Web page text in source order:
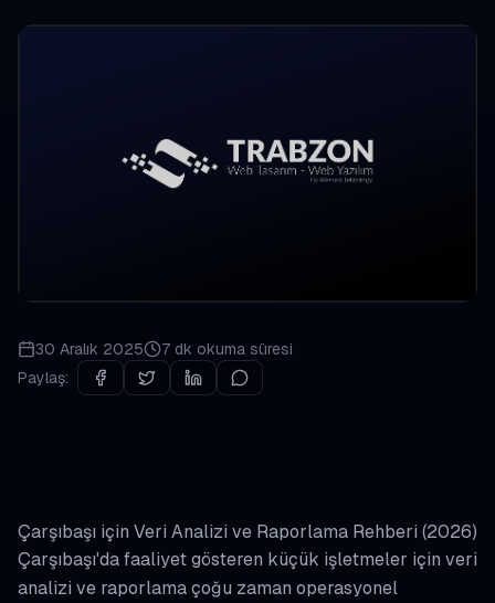
30 Aralık 2025 7 dk okuma süresi
Paylaş:
Çarşıbaşı için Veri Analizi ve Raporlama Rehberi (2026)
Çarşıbaşı'da faaliyet gösteren küçük işletmeler için veri
analizi ve raporlama çoğu zaman operasyonel